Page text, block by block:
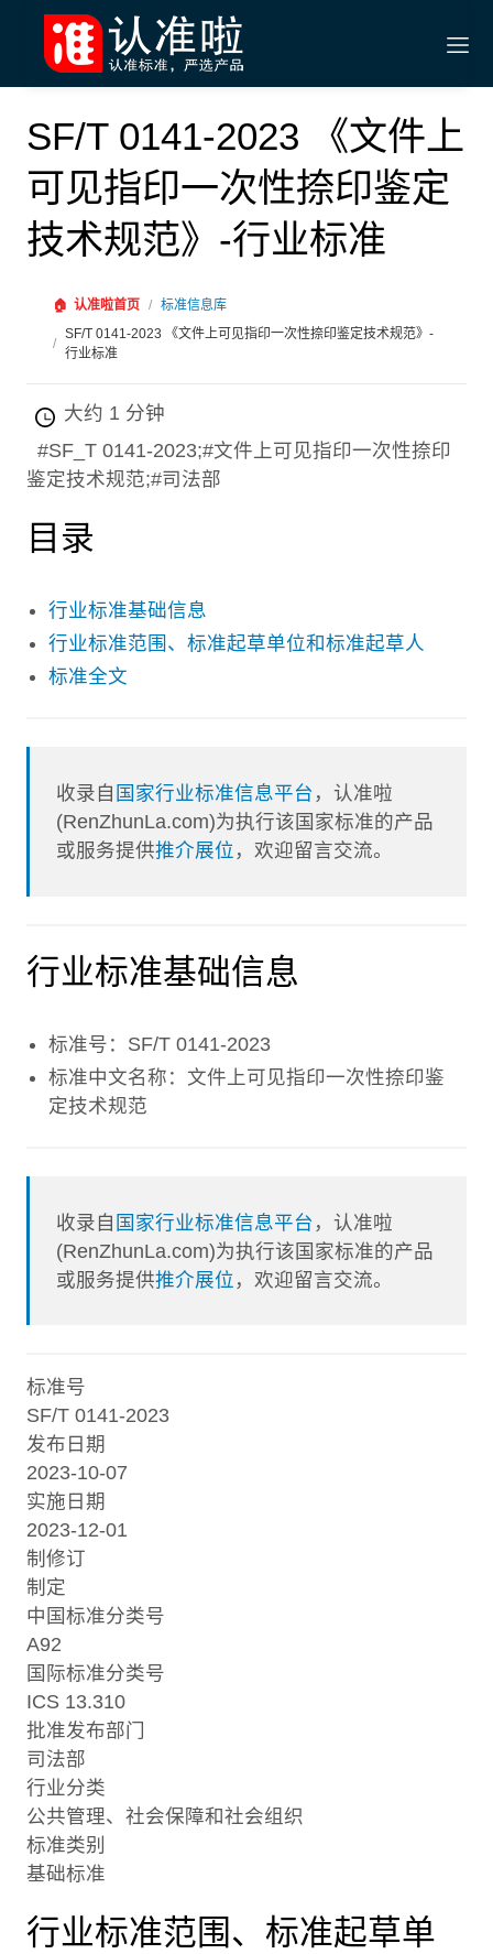
SF/T 0141-2023 《文件上
可见指印一次性捺印鉴定
技术规范》-行业标准
🏠 认准啦首页 / 标准信息库
/
SF/T 0141-2023 《文件上可见指印一次性捺印鉴定技术规范》-
行业标准
大约 1 分钟
#SF_T 0141-2023;#文件上可见指印一次性捺印
鉴定技术规范;#司法部
目录
行业标准基础信息
行业标准范围、标准起草单位和标准起草人
标准全文
收录自 国家行业标准信息平台 ，认准啦
(RenZhunLa.com)为执行该国家标准的产品
或服务提供推介展位 ，欢迎留言交流。
行业标准基础信息
标准号：SF/T 0141-2023
标准中文名称：文件上可见指印一次性捺印鉴
定技术规范
收录自 国家行业标准信息平台 ，认准啦
(RenZhunLa.com)为执行该国家标准的产品
或服务提供推介展位 ，欢迎留言交流。
标准号
SF/T 0141-2023
发布日期
2023-10-07
实施日期
2023-12-01
制修订
制定
中国标准分类号
A92
国际标准分类号
ICS 13.310
批准发布部门
司法部
行业分类
公共管理、社会保障和社会组织
标准类别
基础标准
行业标准范围、标准起草单